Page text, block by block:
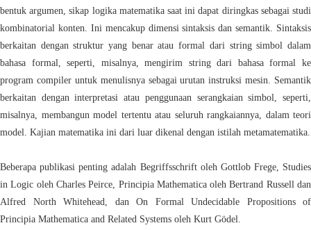
bentuk argumen, sikap logika matematika saat ini dapat diringkas sebagai studi
kombinatorial konten. Ini mencakup dimensi sintaksis dan semantik. Sintaksis
berkaitan dengan struktur yang benar atau formal dari string simbol dalam
bahasa formal, seperti, misalnya, mengirim string dari bahasa formal ke
program compiler untuk menulisnya sebagai urutan instruksi mesin. Semantik
berkaitan dengan interpretasi atau penggunaan serangkaian simbol, seperti,
misalnya, membangun model tertentu atau seluruh rangkaiannya, dalam teori
model. Kajian matematika ini dari luar dikenal dengan istilah metamatematika.
Beberapa publikasi penting adalah Begriffsschrift oleh Gottlob Frege, Studies
in Logic oleh Charles Peirce, Principia Mathematica oleh Bertrand Russell dan
Alfred North Whitehead, dan On Formal Undecidable Propositions of
Principia Mathematica and Related Systems oleh Kurt Gödel.